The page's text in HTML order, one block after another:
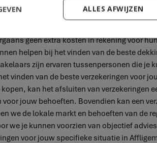
je er één nodig hebt, vooral als je
deze niet waar
geen extra kosten in rekening voor
helpen bij het vinden van de beste
zijn ervaren tussenpersonen die
vinden van de beste verzekeringen
kan het afsluiten van
jouw behoeften. Bovendien kan een
we de lokale markt en behoeften van
we je kunnen voorzien van objectief
voor jouw specifieke situatie in
ALLES AFWIJZEN